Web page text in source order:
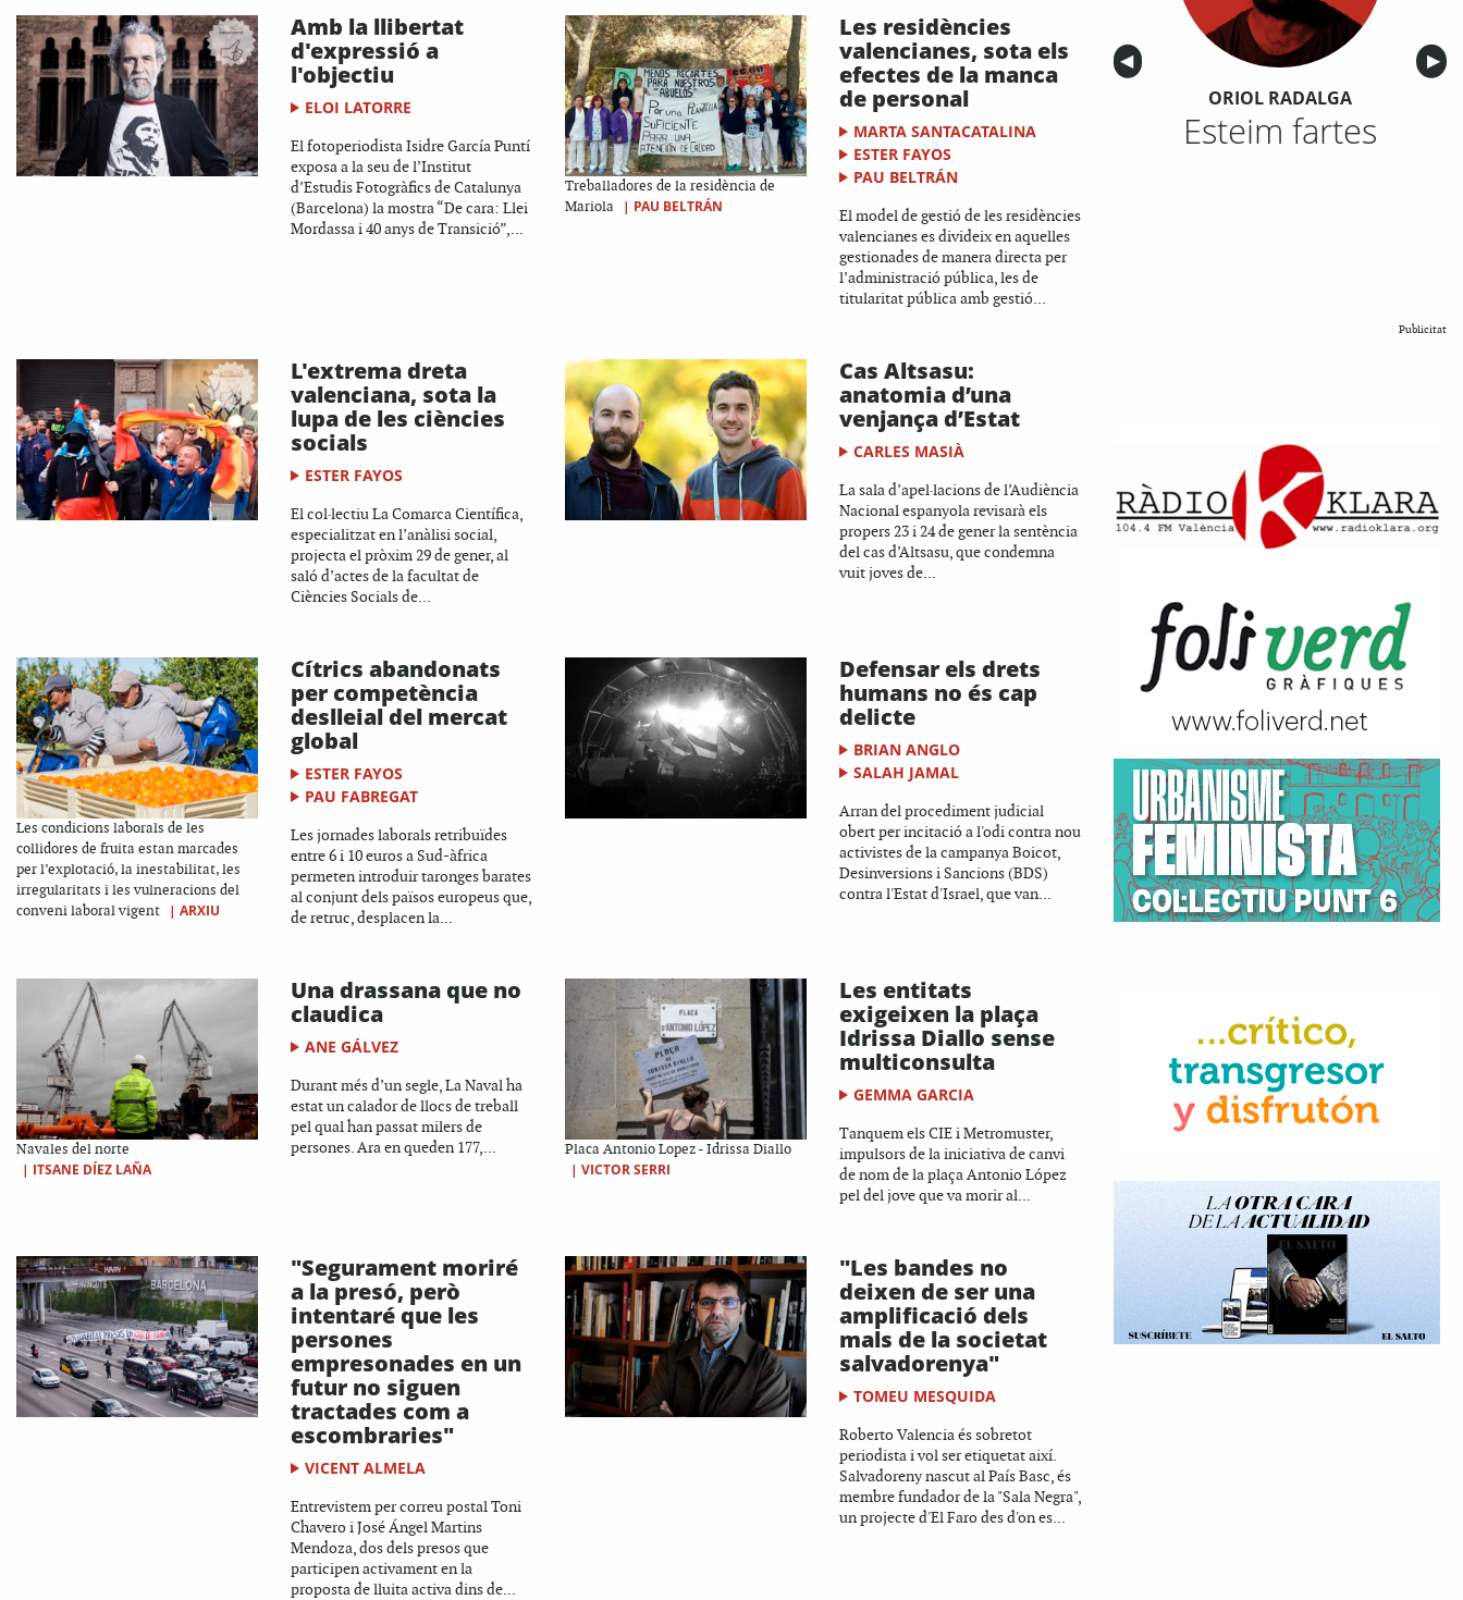
Amb la llibertat
d'expressió a
l'objectiu
ELOI LATORRE
El fotoperiodista Isidre García Puntí
exposa a la seu de l’Institut
d’Estudis Fotogràfics de Catalunya
(Barcelona) la mostra “De cara: Llei
Mordassa i 40 anys de Transició”,...
Treballadores de la residència de
Mariola
| PAU BELTRÁN
Les residències
valencianes, sota els
efectes de la manca
de personal
MARTA SANTACATALINA
ESTER FAYOS
PAU BELTRÁN
El model de gestió de les residències
valencianes es divideix en aquelles
gestionades de manera directa per
l’administració pública, les de
titularitat pública amb gestió...
L'extrema dreta
valenciana, sota la
lupa de les ciències
socials
ESTER FAYOS
El col·lectiu La Comarca Científica,
especialitzat en l’anàlisi social,
projecta el pròxim 29 de gener, al
saló d’actes de la facultat de
Ciències Socials de...
Cas Altsasu:
anatomia d’una
venjança d’Estat
CARLES MASIÀ
La sala d’apel·lacions de l’Audiència
Nacional espanyola revisarà els
propers 23 i 24 de gener la sentència
del cas d’Altsasu, que condemna
vuit joves de...
Les condicions laborals de les
collidores de fruita estan marcades
per l’explotació, la inestabilitat, les
irregularitats i les vulneracions del
conveni laboral vigent
| ARXIU
Cítrics abandonats
per competència
deslleial del mercat
global
ESTER FAYOS
PAU FABREGAT
Les jornades laborals retribuïdes
entre 6 i 10 euros a Sud-àfrica
permeten introduir taronges barates
al conjunt dels països europeus que,
de retruc, desplacen la...
Defensar els drets
humans no és cap
delicte
BRIAN ANGLO
SALAH JAMAL
Arran del procediment judicial
obert per incitació a l'odi contra nou
activistes de la campanya Boicot,
Desinversions i Sancions (BDS)
contra l'Estat d'Israel, que van...
Navales del norte
| ITSANE DÍEZ LAÑA
Una drassana que no
claudica
ANE GÁLVEZ
Durant més d’un segle, La Naval ha
estat un calador de llocs de treball
pel qual han passat milers de
persones. Ara en queden 177,...
Placa Antonio Lopez - Idrissa Diallo
| VICTOR SERRI
Les entitats
exigeixen la plaça
Idrissa Diallo sense
multiconsulta
GEMMA GARCIA
Tanquem els CIE i Metromuster,
impulsors de la iniciativa de canvi
de nom de la plaça Antonio López
pel del jove que va morir al...
"Segurament moriré
a la presó, però
intentaré que les
persones
empresonades en un
futur no siguen
tractades com a
escombraries"
VICENT ALMELA
Entrevistem per correu postal Toni
Chavero i José Ángel Martins
Mendoza, dos dels presos que
participen activament en la
proposta de lluita activa dins de...
"Les bandes no
deixen de ser una
amplificació dels
mals de la societat
salvadorenya"
TOMEU MESQUIDA
Roberto Valencia és sobretot
periodista i vol ser etiquetat així.
Salvadoreny nascut al País Basc, és
membre fundador de la "Sala Negra",
un projecte d'El Faro des d'on es...
Anterior
◀︎ ▶︎
ORIOL RADALGA
Esteim fartes
Publicitat